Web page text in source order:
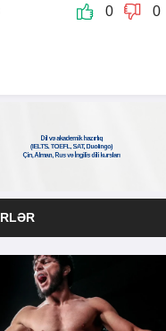
0 0